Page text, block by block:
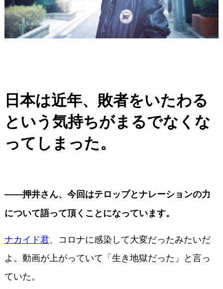
日本は近年、敗者をいたわる
という気持ちがまるでなくな
ってしまった。
――押井さん、今回はテロップとナレーションの力
について語って頂くことになっています。
ナカイド君、コロナに感染して大変だったみたいだ
よ。動画が上がっていて「生き地獄だった」と言っ
ていた。